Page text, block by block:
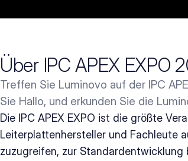
Über IPC APEX EXPO
Treffen Sie Luminovo auf der IPC
Sie Hallo, und erkunden Sie die
Die IPC APEX EXPO ist die größte
Leiterplattenhersteller und Fachleute
zuzugreifen, zur